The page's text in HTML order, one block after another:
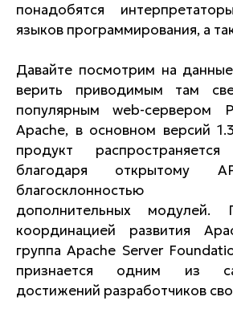
понадобятся
языков программирования, а
Давайте посмотрим на
верить приводимым там
популярным web-сервером
Apache, в основном версий
продукт
благодаря открытому
благосклонностью
дополнительных
координацией развития
группа Apache Server
признается одним из
достижений разработчиков